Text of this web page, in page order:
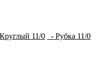
11/0 - Рубка 11/0